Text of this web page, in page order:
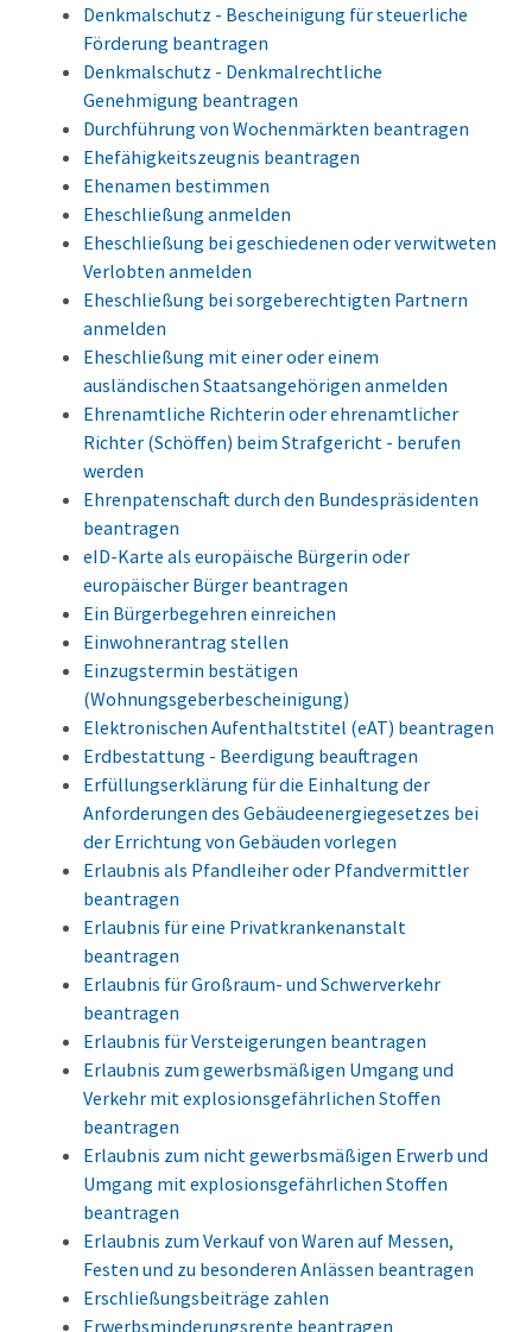
Denkmalschutz - Bescheinigung für steuerliche
Förderung beantragen
Denkmalschutz - Denkmalrechtliche
Genehmigung beantragen
Durchführung von Wochenmärkten beantragen
Ehefähigkeitszeugnis beantragen
Ehenamen bestimmen
Eheschließung anmelden
Eheschließung bei geschiedenen oder verwitweten
Verlobten anmelden
Eheschließung bei sorgeberechtigten Partnern
anmelden
Eheschließung mit einer oder einem
ausländischen Staatsangehörigen anmelden
Ehrenamtliche Richterin oder ehrenamtlicher
Richter (Schöffen) beim Strafgericht - berufen
werden
Ehrenpatenschaft durch den Bundespräsidenten
beantragen
eID-Karte als europäische Bürgerin oder
europäischer Bürger beantragen
Ein Bürgerbegehren einreichen
Einwohnerantrag stellen
Einzugstermin bestätigen
(Wohnungsgeberbescheinigung)
Elektronischen Aufenthaltstitel (eAT) beantragen
Erdbestattung - Beerdigung beauftragen
Erfüllungserklärung für die Einhaltung der
Anforderungen des Gebäudeenergiegesetzes bei
der Errichtung von Gebäuden vorlegen
Erlaubnis als Pfandleiher oder Pfandvermittler
beantragen
Erlaubnis für eine Privatkrankenanstalt
beantragen
Erlaubnis für Großraum- und Schwerverkehr
beantragen
Erlaubnis für Versteigerungen beantragen
Erlaubnis zum gewerbsmäßigen Umgang und
Verkehr mit explosionsgefährlichen Stoffen
beantragen
Erlaubnis zum nicht gewerbsmäßigen Erwerb und
Umgang mit explosionsgefährlichen Stoffen
beantragen
Erlaubnis zum Verkauf von Waren auf Messen,
Festen und zu besonderen Anlässen beantragen
Erschließungsbeiträge zahlen
Erwerbsminderungsrente beantragen